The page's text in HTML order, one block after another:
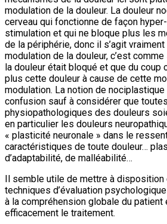
modulation de la douleur. La douleur
cerveau qui fonctionne de façon
stimulation et qui ne bloque plus les
de la périphérie, donc il s’agit vraiment
modulation de la douleur, c’est
la douleur était bloqué et que du coup
plus cette douleur à cause de cette
modulation. La notion de
confusion sauf à considérer que
physiopathologiques des douleurs
en particulier les douleurs
« plasticité neuronale » dans le
caractéristiques de toute douleur…
d’adaptabilité, de malléabilité…
Il semble utile de mettre à
techniques d’évaluation
à la compréhension globale du patient
efficacement le traitement.